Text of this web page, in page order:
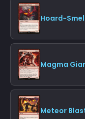
Hoard-
Magma
Meteor